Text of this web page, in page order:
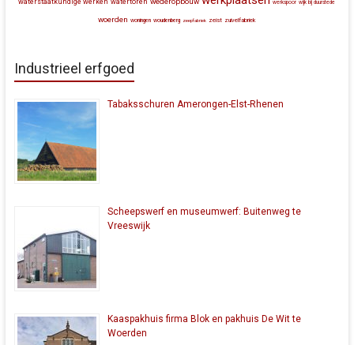
waterstaatkundige werken watertoren werkspoor wijk bij duurstede
woerden woningen woudenberg zeepfabriek zeist zuivelfabriek
Industrieel erfgoed
Tabaksschuren Amerongen-Elst-Rhenen
Scheepswerf en museumwerf: Buitenweg te
Vreeswijk
Kaaspakhuis firma Blok en pakhuis De Wit te
Woerden